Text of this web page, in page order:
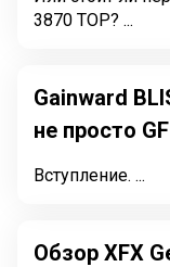
3870 TOP? ...
Gainward
не просто
Вступление. ...
Обзор XFX